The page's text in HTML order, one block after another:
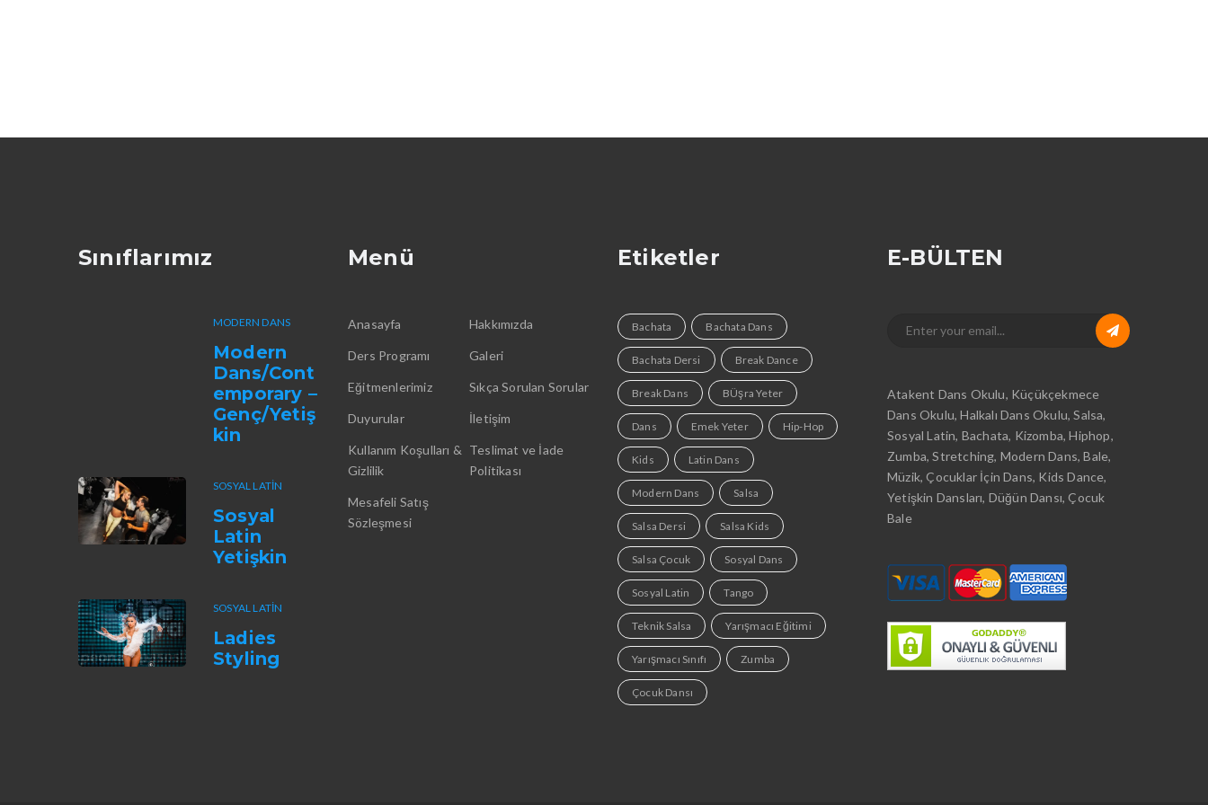
Sınıflarımız
MODERN DANS
Modern
Dans/Cont
emporary –
Genç/Yetiş
kin
SOSYAL LATIN
Sosyal
Latin
Yetişkin
SOSYAL LATIN
Ladies
Styling
Menü
Anasayfa Hakkımızda
Ders Programı Galeri
Eğitmenlerimiz Sıkça Sorulan Sorular
Duyurular İletişim
Kullanım Koşulları &
Gizlilik
Teslimat ve İade
Politikası
Mesafeli Satış
Sözleşmesi
Etiketler
Bachata Bachata Dans
Bachata Dersi Break Dance
Break Dans BÜşra Yeter
Dans Emek Yeter Hip-Hop
Kids Latin Dans
Modern Dans Salsa
Salsa Dersi Salsa Kids
Salsa Çocuk Sosyal Dans
Sosyal Latin Tango
Teknik Salsa Yarışmacı Eğitimi
Yarışmacı Sınıfı Zumba
Çocuk Dansı
E-BÜLTEN
Atakent Dans Okulu, Küçükçekmece
Dans Okulu, Halkalı Dans Okulu, Salsa,
Sosyal Latin, Bachata, Kizomba, Hiphop,
Zumba, Stretching, Modern Dans, Bale,
Müzik, Çocuklar İçin Dans, Kids Dance,
Yetişkin Dansları, Düğün Dansı, Çocuk
Bale